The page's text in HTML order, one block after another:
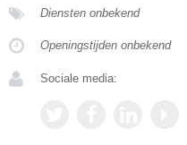
Diensten onbekend
Openingstijden onbekend
Sociale media: